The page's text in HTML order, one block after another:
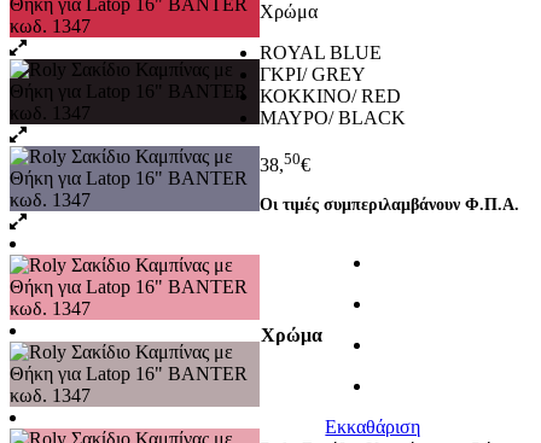
Χρώμα
ROYAL BLUE
ΓΚΡΙ/ GREY
ΚΟΚΚΙΝΟ/ RED
ΜΑΥΡΟ/ BLACK
38,50€
Οι τιμές συμπεριλαμβάνουν Φ.Π.Α.
Χρώμα
Εκκαθάριση